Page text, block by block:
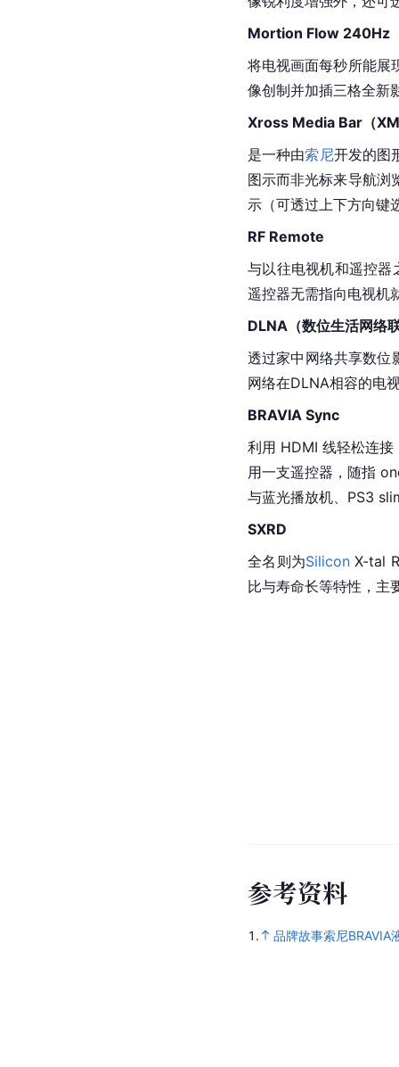
Mortion Flow 240Hz
将电视画面每秒所能展
像创制并加插三格全新
Xross Media Bar （
是一种由索尼开发的图
图示而非光标来导航浏
示（可透过上下方向键
RF Remote
与以往电视机和遥控器
遥控器无需指向电视机
DLNA（数位生活网络
透过家中网络共享数位
网络在DLNA相容的电
BRAVIA Sync
利用 HDMI 线轻松连接
用一支遥控器，随指
与蓝光播放机、PS3
SXRD
全名则为Silicon X-tal
比与寿命长等特性，主
参考资料
1. 品牌故事索尼BRAVIA